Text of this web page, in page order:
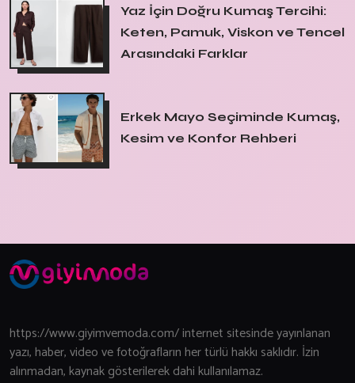
Yaz İçin Doğru Kumaş Tercihi:
Keten, Pamuk, Viskon ve Tencel
Arasındaki Farklar
Erkek Mayo Seçiminde Kumaş,
Kesim ve Konfor Rehberi
https://www.giyimvemoda.com/ internet sitesinde yayınlanan
yazı, haber, video ve fotoğrafların her türlü hakkı saklıdır. İzin
alınmadan, kaynak gösterilerek dahi kullanılamaz.